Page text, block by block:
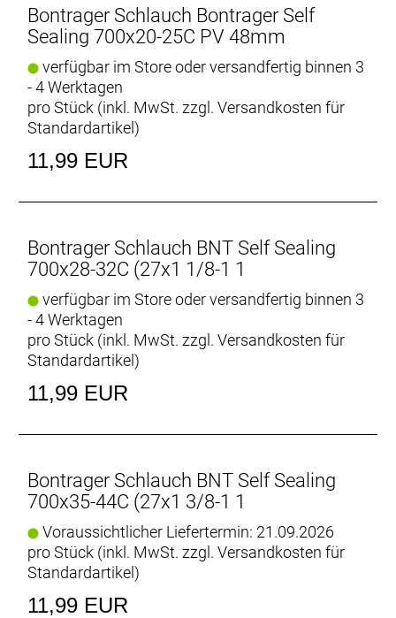
Bontrager Schlauch Bontrager Self
Sealing 700x20-25C PV 48mm
verfügbar im Store oder versandfertig binnen 3
- 4 Werktagen
pro Stück (inkl. MwSt. zzgl. Versandkosten für
Standardartikel)
11,99 EUR
Bontrager Schlauch BNT Self Sealing
700x28-32C (27x1 1/8-1 1
verfügbar im Store oder versandfertig binnen 3
- 4 Werktagen
pro Stück (inkl. MwSt. zzgl. Versandkosten für
Standardartikel)
11,99 EUR
Bontrager Schlauch BNT Self Sealing
700x35-44C (27x1 3/8-1 1
Voraussichtlicher Liefertermin: 21.09.2026
pro Stück (inkl. MwSt. zzgl. Versandkosten für
Standardartikel)
11,99 EUR